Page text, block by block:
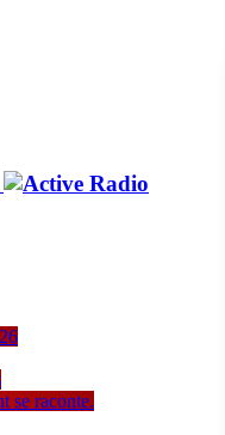
se raconte.